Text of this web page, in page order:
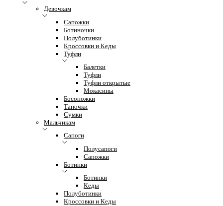
Девочкам
Сапожки
Ботиночки
Полуботинки
Кроссовки и Кеды
Туфли
Балетки
Туфли
Туфли открытые
Мокасины
Босоножки
Тапочки
Сумки
Мальчикам
Сапоги
Полусапоги
Сапожки
Ботинки
Ботинки
Кеды
Полуботинки
Кроссовки и Кеды